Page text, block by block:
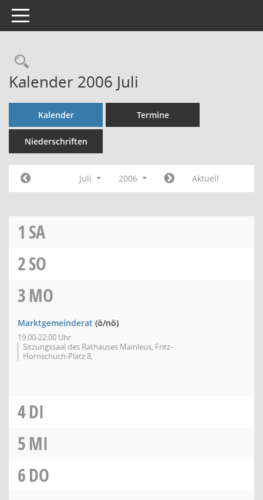
Toggle navigation
Rechercheauswahl
Kalender 2006 Juli
Kalender Termine
Niederschriften
Juli 2006 Aktuell
1 SA
2SO
3MO
Marktgemeinderat (ö/nö)
19:00-22:00 Uhr
Sitzungssaal des Rathauses Mainleus, Fritz-
Hornschuch-Platz 8,
4DI
5MI
6DO